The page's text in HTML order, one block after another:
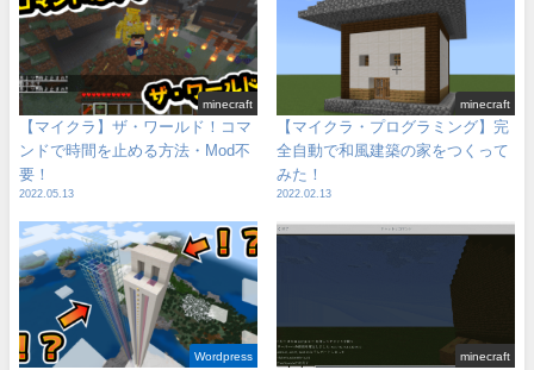
minecraft
【マイクラ】ザ・ワールド！コマ
ンドで時間を止める方法・Mod不
要！
2022.05.13
minecraft
【マイクラ・プログラミング】完
全自動で和風建築の家をつくって
みた！
2022.02.13
Wordpress minecraft